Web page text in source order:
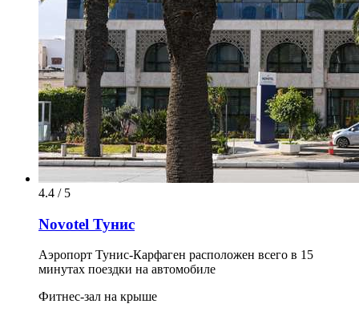
4.4 / 5
Novotel Тунис
Аэропорт Тунис-Карфаген расположен всего в 15
минутах поездки на автомобиле
Фитнес-зал на крыше